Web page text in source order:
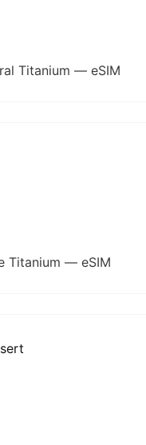
Titanium — eSIM
Titanium — eSIM